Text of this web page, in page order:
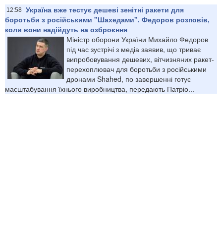
12:58 Україна вже тестує дешеві зенітні ракети для
боротьби з російськими "Шахедами". Федоров розповів,
коли вони надійдуть на озброєння
Міністр оборони України Михайло Федоров
під час зустрічі з медіа заявив, що триває
випробовування дешевих, вітчизняних ракет-
перехоплювач для боротьби з російськими
дронами Shahed, по завершенні готує
масштабування їхнього виробництва, передають Патріо...